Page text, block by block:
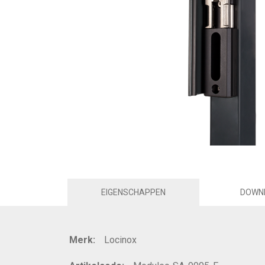
EIGENSCHAPPEN
Merk: Locinox